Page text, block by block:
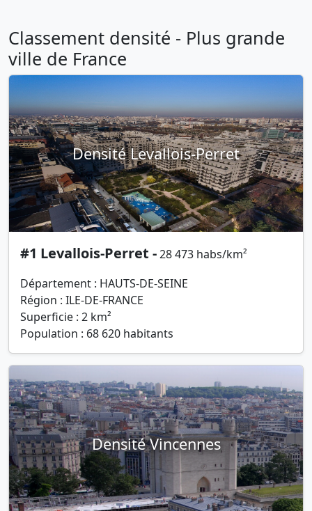
Classement densité - Plus grande
ville de France
Densité Levallois-Perret
#1 Levallois-Perret -28 473 habs/km²
Département : HAUTS-DE-SEINE
Région : ILE-DE-FRANCE
Superficie : 2 km²
Population : 68 620 habitants
Densité Vincennes